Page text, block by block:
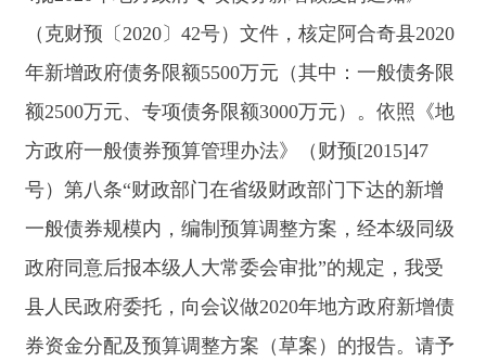
号）第八条“财政部门在省级财政部门下达的新增
一般债券规模内，编制预算调整方案，经本级同级
政府同意后报本级人大常委会审批”的规定，我受
县人民政府委托，向会议做2020年地方政府新增债
券资金分配及预算调整方案（草案）
的报告。请予
审议，并提出意见。
一、2020年新增地方政府债券资金分配情况
州财政局此次核定阿合奇县 2020年新增地方政